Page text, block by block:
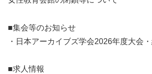
■集会等のお知らせ
・日本アーカイブズ学会2026年度大会
■求人情報